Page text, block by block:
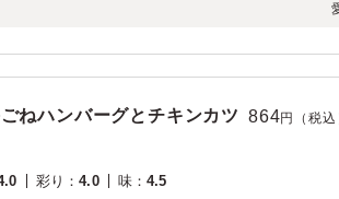
ねハンバーグとチキンカツ 864円（税込
彩り ：4.0 味：4.5